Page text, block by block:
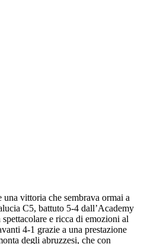
una vittoria che sembrava ormai a
C5, battuto 5-4 dall’Academy
e ricca di emozioni al
4-1 grazie a una prestazione
degli abruzzesi, che con